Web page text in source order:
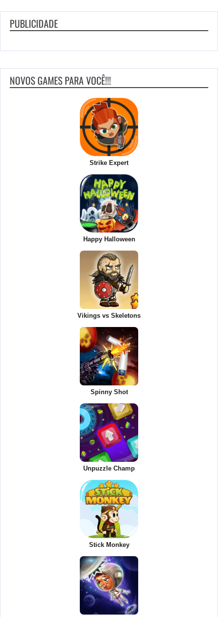
PUBLICIDADE
NOVOS GAMES PARA VOCÊ!!!
Strike Expert
Happy Halloween
Vikings vs Skeletons
Spinny Shot
Unpuzzle Champ
Stick Monkey